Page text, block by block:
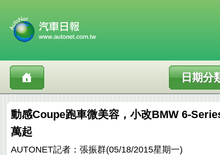
日期分
動感Coupe跑車微美容，小改BMW 6-
萬起
AUTONET記者：張振群(05/18/2015星期一)